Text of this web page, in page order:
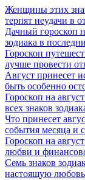
Женщины этих
терпят неудачи в
Дачный гороскоп
зодиака в
Гороскоп
лучше провести
Август принесет
быть особенно
Гороскоп на
всех знаков
Что принесет
события месяца и
Гороскоп на
любви и
Семь знаков
настоящую любовь